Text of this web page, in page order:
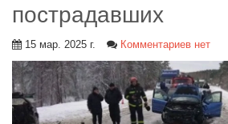
пострадавших
15 мар. 2025 г. Комментариев нет